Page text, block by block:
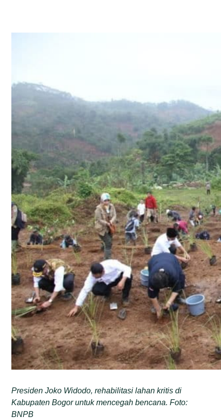
Presiden Joko Widodo, rehabilitasi lahan kritis di
Kabupaten Bogor untuk mencegah bencana. Foto:
BNPB